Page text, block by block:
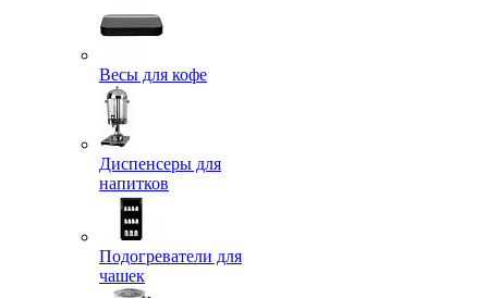
Весы для кофе
Диспенсеры для
напитков
Подогреватели для
чашек